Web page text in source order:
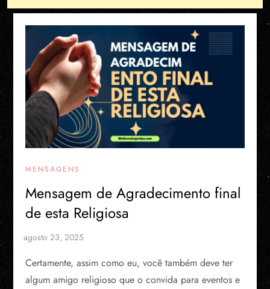
MENSAGENS
Mensagem de Agradecimento final
de esta Religiosa
Certamente, assim como eu, você também deve ter
algum amigo religioso que o convida para eventos e